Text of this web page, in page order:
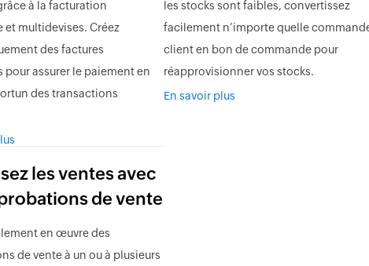
à la facturation
et multidevises. Créez
des factures
pour assurer le paiement en
des transactions
les stocks sont faibles, convertissez
facilement n’importe quelle
client en bon de commande pour
réapprovisionner vos stocks.
En savoir plus
les ventes avec
de vente
en œuvre des
de vente à un ou à plusieurs